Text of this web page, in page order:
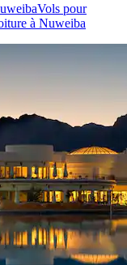
Vols pour
à Nuweiba